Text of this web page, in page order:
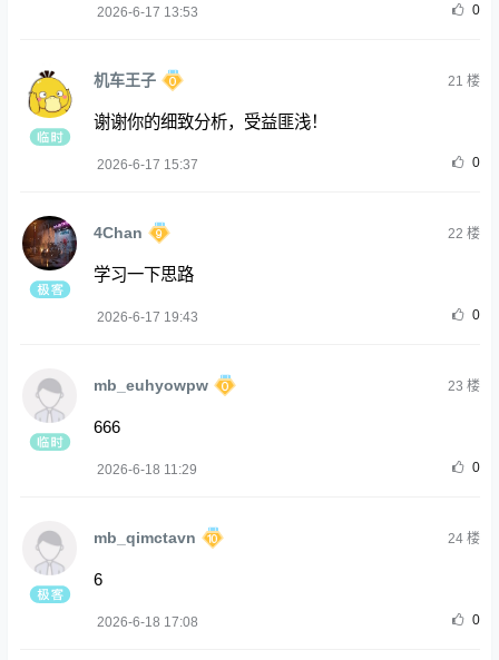
2026-6-17 13:53 0
机车王子 21 楼
谢谢你的细致分析，受益匪浅！
2026-6-17 15:37 0
4Chan 22 楼
学习一下思路
2026-6-17 19:43 0
mb_euhyowpw 23 楼
666
2026-6-18 11:29 0
mb_qimctavn 24楼
6
2026-6-18 17:08 0